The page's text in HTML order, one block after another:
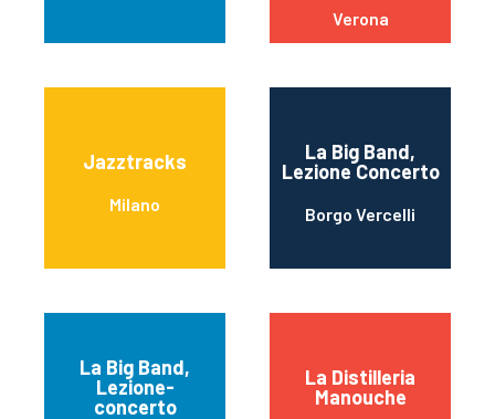
Verona
Jazztracks
Milano
La Big Band,
Lezione Concerto
Borgo Vercelli
La Big Band,
Lezione-
concerto
La Distilleria
Manouche